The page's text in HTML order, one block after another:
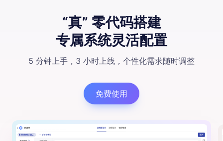
“真” 零代码搭建
专属系统灵活配置
5 分钟上手 ， 3 小时上线 ， 个性化需求随时调整
免费使用